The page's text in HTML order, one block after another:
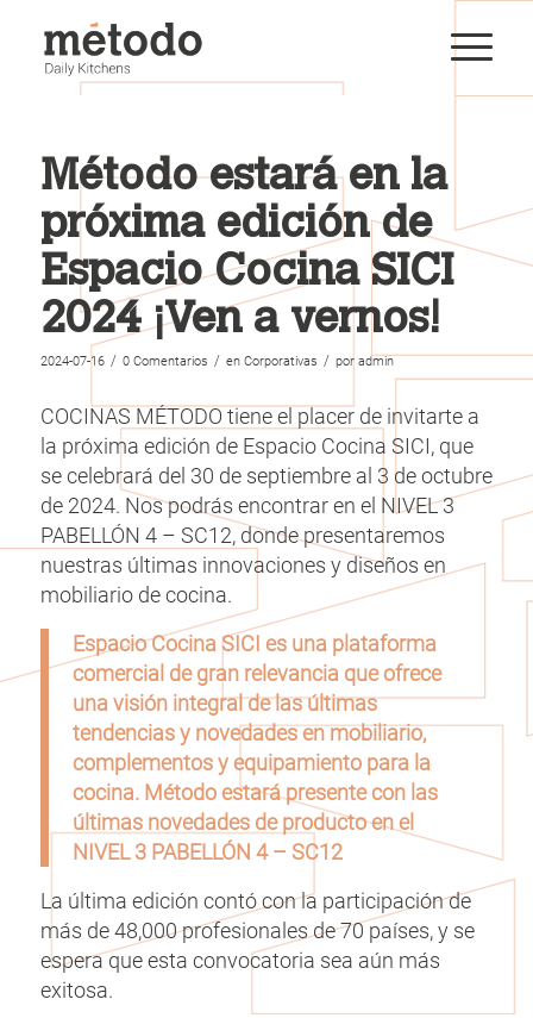
Método estará en la
próxima edición de
Espacio Cocina SICI
2024 ¡Ven a vernos!
2024-07-16 / 0 Comentarios / en Corporativas / por admin
COCINAS MÉTODO tiene el placer de invitarte a
la próxima edición de Espacio Cocina SICI, que
se celebrará del 30 de septiembre al 3 de octubre
de 2024. Nos podrás encontrar en el NIVEL 3
PABELLÓN 4 – SC12, donde presentaremos
nuestras últimas innovaciones y diseños en
mobiliario de cocina.
Espacio Cocina SICI es una plataforma
comercial de gran relevancia que ofrece
una visión integral de las últimas
tendencias y novedades en mobiliario,
complementos y equipamiento para la
cocina. Método estará presente con las
últimas novedades de producto en el
NIVEL 3 PABELLÓN 4 – SC12
La última edición contó con la participación de
más de 48,000 profesionales de 70 países, y se
espera que esta convocatoria sea aún más
exitosa.